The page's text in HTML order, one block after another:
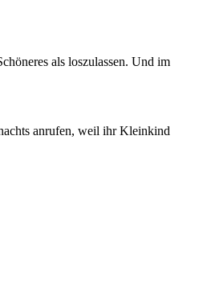
als loszulassen. Und im
anrufen, weil ihr Kleinkind